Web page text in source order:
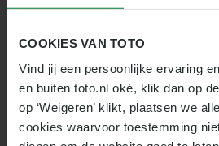
COOKIES VAN TOTO
Vind jij een persoonlijke ervaring
en buiten toto.nl oké, klik dan op
op ‘Weigeren’ klikt, plaatsen we
cookies waarvoor toestemming
Stadium wordt elke tackle
intens, echt Engels voetbal.
WEDDEN OP MIDDLESBROUGH
15 Queens Park Rangers
16 Sheffield United
Stoke City
18 Swansea City